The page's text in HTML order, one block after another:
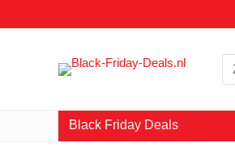
Black Friday Deals